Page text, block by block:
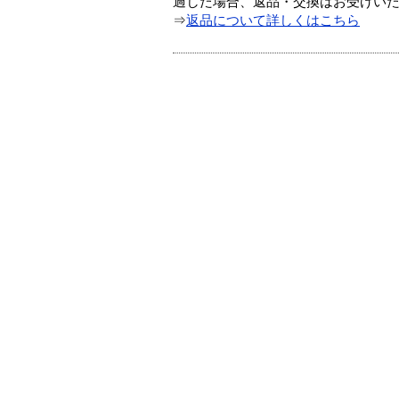
⇒返品について詳しくはこちら